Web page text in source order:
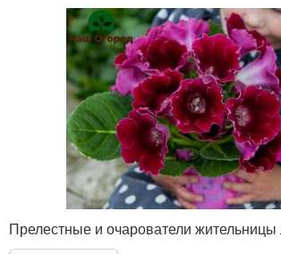
Прелестные и очарователи жительницы